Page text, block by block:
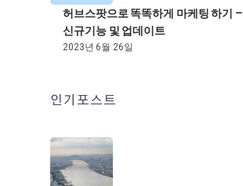
허브스팟으로 똑똑하게 마케팅 하기 –
신규기능 및 업데이트
2023년 6월 26일
인기포스트